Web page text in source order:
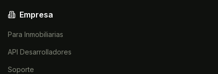
Empresa
Para Inmobiliarias
API Desarrolladores
Soporte